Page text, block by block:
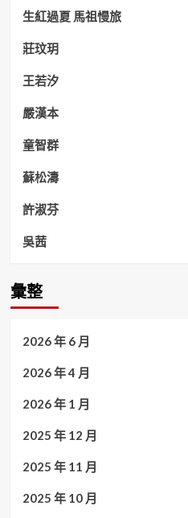
生紅過夏 馬祖慢旅
莊玟玥
王若汐
嚴漢本
童智群
蘇松濤
許淑芬
吳茜
彙整
2026 年 6 月
2026 年 4 月
2026 年 1 月
2025 年 12 月
2025 年 11 月
2025 年 10 月